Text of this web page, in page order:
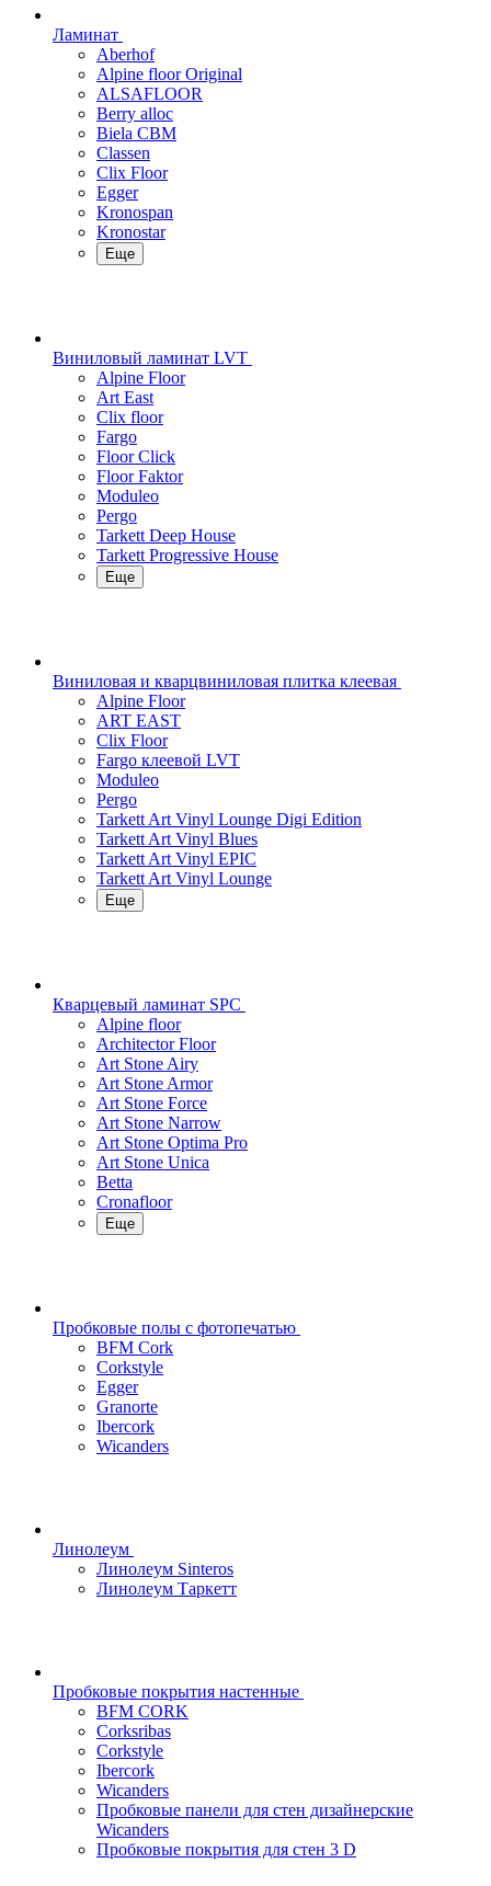
Ламинат
Aberhof
Alpine floor Original
ALSAFLOOR
Berry alloc
Biela CBM
Classen
Clix Floor
Egger
Kronospan
Kronostar
Еще
Виниловый ламинат LVT
Alpine Floor
Art East
Clix floor
Fargo
Floor Click
Floor Faktor
Moduleo
Pergo
Tarkett Deep House
Tarkett Progressive House
Еще
Виниловая и кварцвиниловая плитка клеевая
Alpine Floor
ART EAST
Clix Floor
Fargo клеевой LVT
Moduleo
Pergo
Tarkett Art Vinyl Lounge Digi Edition
Tarkett Art Vinyl Blues
Tarkett Art Vinyl EPIC
Tarkett Art Vinyl Lounge
Еще
Кварцевый ламинат SPC
Alpine floor
Architector Floor
Art Stone Airy
Art Stone Armor
Art Stone Force
Art Stone Narrow
Art Stone Optima Pro
Art Stone Unica
Betta
Cronafloor
Еще
Пробковые полы с фотопечатью
BFM Cork
Corkstyle
Egger
Granorte
Ibercork
Wicanders
Линолеум
Линолеум Sinteros
Линолеум Таркетт
Пробковые покрытия настенные
BFM CORK
Corksribas
Corkstyle
Ibercork
Wicanders
Пробковые панели для стен дизайнерские
Wicanders
Пробковые покрытия для стен 3 D